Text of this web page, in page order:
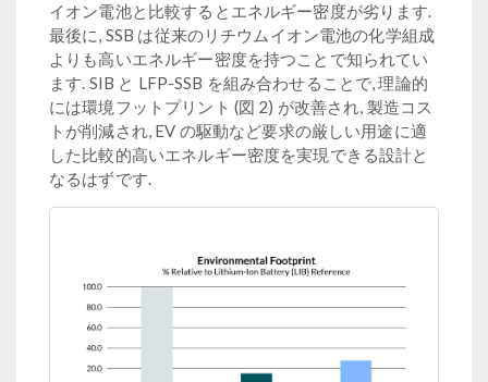
イオン電池と比較するとエネルギー密度が劣ります.
最後に, SSB は従来のリチウムイオン電池の化学組成
よりも高いエネルギー密度を持つことで知られてい
ます. SIB と LFP-SSB を組み合わせることで, 理論的
には環境フットプリント (図 2) が改善され, 製造コス
トが削減され, EV の駆動など要求の厳しい用途に適
した比較的高いエネルギー密度を実現できる設計と
なるはずです.